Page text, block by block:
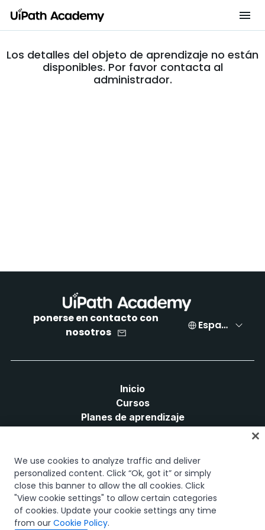
Los detalles del objeto de aprendizaje no están
disponibles. Por favor contacta al
administrador.
ponerse en contacto con
nosotros
Español
Inicio
Cursos
Planes de aprendizaje
Recursos
Conectemos
We use cookies to analyze traffic and deliver
personalized content. Click “Ok, got it” or simply
close this banner to allow the all cookies. Click
"View cookie settings" to allow certain categories
of cookies. Update your cookie settings any time
from our Cookie Policy.